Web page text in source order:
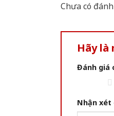
Chưa có
Hãy là
Đánh giá
Nhận xét